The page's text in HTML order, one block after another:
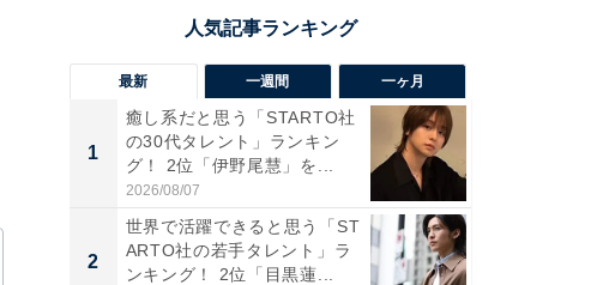
最新 一週間 一ヶ月
1
癒し系だと思う「STARTO社
の30代タレント」ランキン
グ！ 2位「伊野尾慧」を...
2026/08/07
2
世界で活躍できると思う「ST
ARTO社の若手タレント」ラ
ンキング！ 2位「目黒蓮...